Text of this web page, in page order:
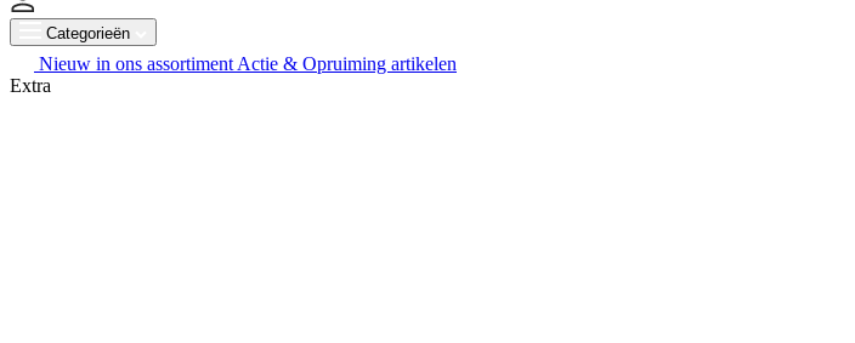
Categorieën
Nieuw in ons assortiment Actie & Opruiming artikelen
Extra